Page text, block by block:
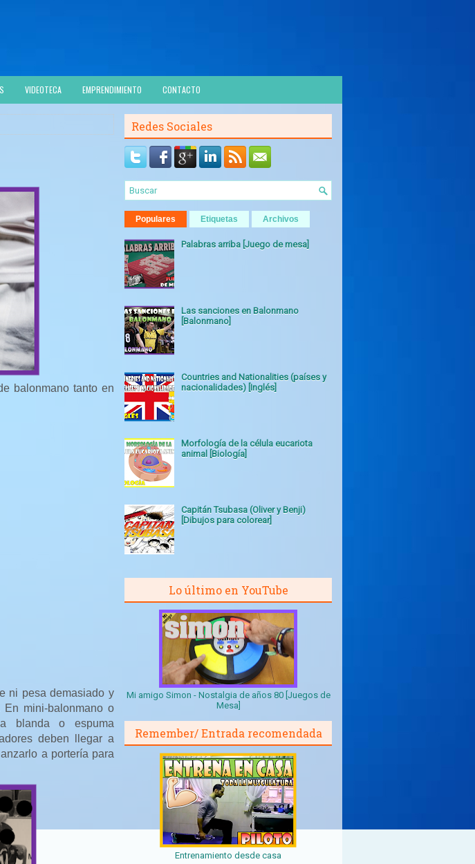
VIDEOTECA EMPRENDIMIENTO CONTACTO
balonmano tanto en
ni pesa demasiado y
mini-balonmano o
blanda o espuma
deben llegar a
a portería para
Redes Sociales
Populares Etiquetas Archivos
Palabras arriba [Juego de mesa]
Las sanciones en Balonmano
[Balonmano]
Countries and Nationalities (países y
nacionalidades) [Inglés]
Morfología de la célula eucariota
animal [Biología]
Capitán Tsubasa (Oliver y Benji)
[Dibujos para colorear]
Lo último en YouTube
Mi amigo Simon - Nostalgia de años 80 [Juegos de
Mesa]
Remember/ Entrada recomendada
Entrenamiento desde casa